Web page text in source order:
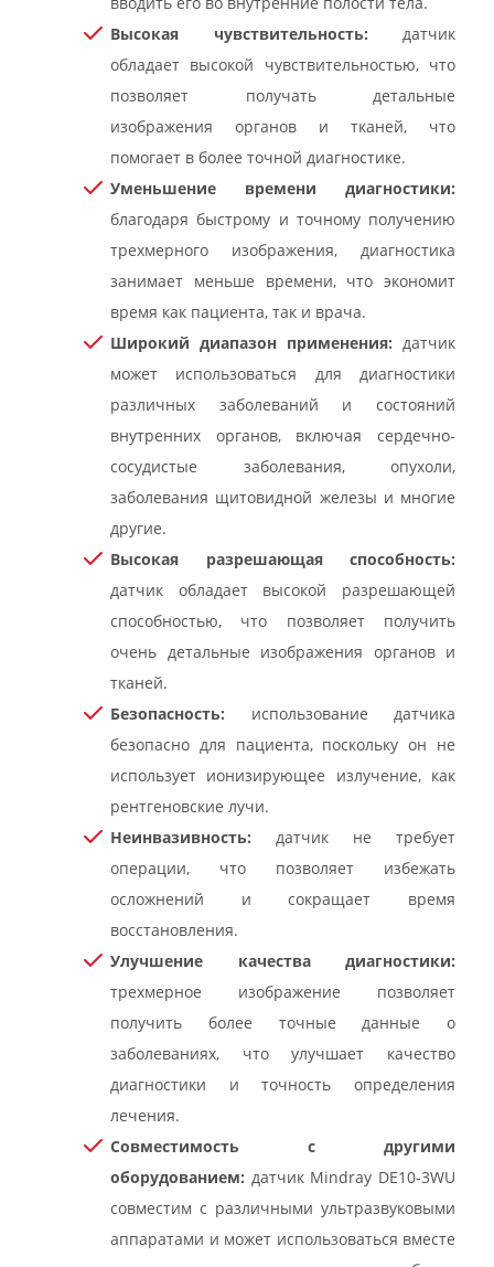
Высокая чувствительность: датчик
обладает высокой чувствительностью, что
позволяет получать детальные
изображения органов и тканей, что
помогает в более точной диагностике.
Уменьшение времени диагностики:
благодаря быстрому и точному получению
трехмерного изображения, диагностика
занимает меньше времени, что экономит
время как пациента, так и врача.
Широкий диапазон применения: датчик
может использоваться для диагностики
различных заболеваний и состояний
внутренних органов, включая сердечно-
сосудистые заболевания, опухоли,
заболевания щитовидной железы и многие
другие.
Высокая разрешающая способность:
датчик обладает высокой разрешающей
способностью, что позволяет получить
очень детальные изображения органов и
тканей.
Безопасность: использование датчика
безопасно для пациента, поскольку он не
использует ионизирующее излучение, как
рентгеновские лучи.
Неинвазивность: датчик не требует
операции, что позволяет избежать
осложнений и сокращает время
восстановления.
Улучшение качества диагностики:
трехмерное изображение позволяет
получить более точные данные о
заболеваниях, что улучшает качество
диагностики и точность определения
лечения.
Совместимость с другими
оборудованием: датчик Mindray DE10-3WU
совместим с различными ультразвуковыми
аппаратами и может использоваться вместе